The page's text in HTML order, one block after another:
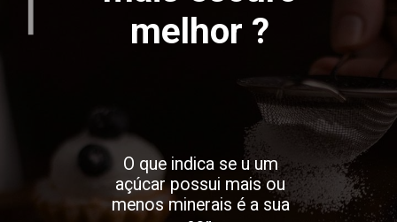
melhor ?
O que indica se u um
açúcar possui mais ou
menos minerais é a sua